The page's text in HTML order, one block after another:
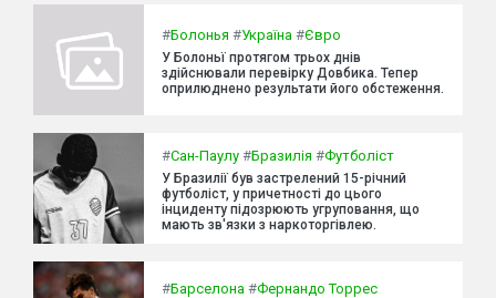
#Болонья #Україна #Євро
У Болоньї протягом трьох днів
здійснювали перевірку Довбика. Тепер
оприлюднено результати його обстеження.
#Сан-Паулу #Бразилія #Футболіст
У Бразилії був застрелений 15-річний
футболіст, у причетності до цього
інциденту підозрюють угруповання, що
мають зв'язки з наркоторгівлею.
#Барселона #Фернандо Торрес